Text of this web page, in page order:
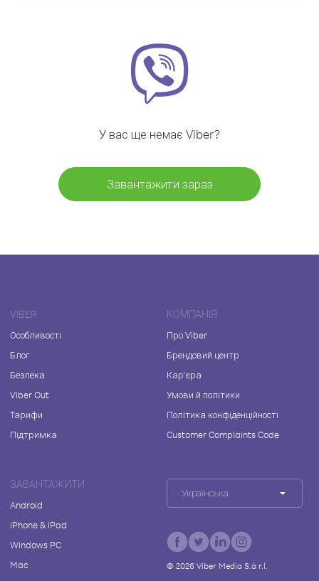
У вас ще немає Viber?
Завантажити зараз
VIBER
Особливості
Блог
Безпека
Viber Out
Тарифи
Підтримка
КОМПАНІЯ
Про Viber
Брендовий центр
Кар'єра
Умови й політики
Політика конфіденційності
Customer Complaints Code
ЗАВАНТАЖИТИ
Android
iPhone & iPad
Windows PC
Mac
Українська
© 2026Viber Media S.à r.l.